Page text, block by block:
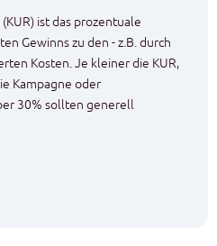
ist das prozentuale
Gewinns zu den - z.B. durch
Kosten. Je kleiner die KUR,
Kampagne oder
30% sollten generell